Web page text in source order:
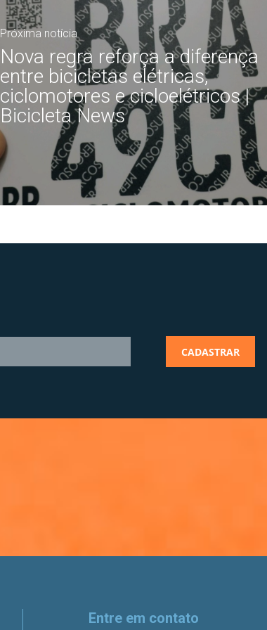
Próxima notícia
Nova regra reforça a diferença
entre bicicletas elétricas,
ciclomotores e cicloelétricos |
Bicicleta News
Entre em contato